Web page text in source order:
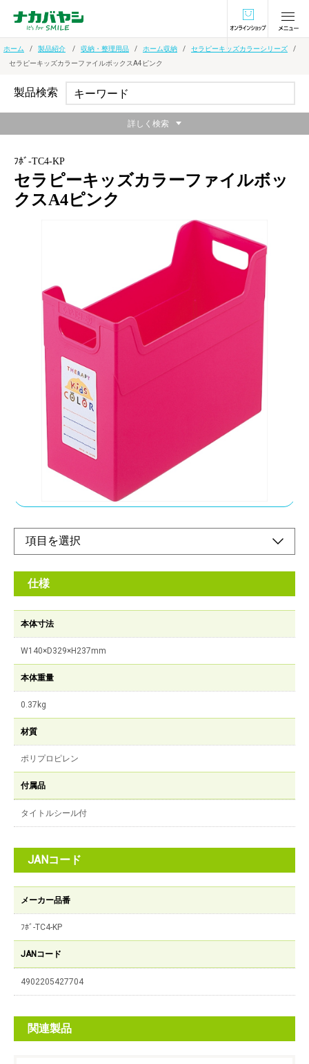
オンラインショ
ホーム 製品紹介 収納・整理用品 ホーム収納
セラピーキッズカラーシリーズ
セラピーキッズカラーファイルボックスA4ピンク
ﾌﾎﾞ-TC4-KP
セラピーキッズカラーファイルボッ
クスA4ピンク
整理に便利なA4サイズ（収納目安：背幅23ミリの
A4ファイル約5冊、ビデオ約10〜11本）
メーカー希望小売価格：
オープン
カラー心理効果で子供の心とコミュニケーション。A4サイズの
ノートや資料、ファイルなどを収納するのに便利なファイルボッ
クスです。
オンラインショップ
仕様
本体寸法
W140×D329×H237mm
本体重量
0.37kg
材質
ポリプロピレン
付属品
タイトルシール付
JANコード
メーカー品番
ﾌﾎﾞ-TC4-KP
JANコード
4902205427704
関連製品
製品検索
詳しく検索